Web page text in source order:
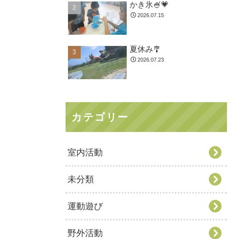
かき氷🍧💗
2026.07.15
夏休み🎐
2026.07.23
カテゴリー
室内活動
未分類
運動遊び
野外活動